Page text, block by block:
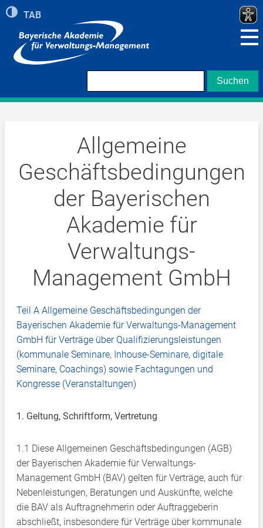
Umschalten auf hohe Kontraste
TAB
Zeigt roten Rand bei Navigation mit TAB Taste
Allgemeine
Geschäftsbedingungen
der Bayerischen
Akademie für
Verwaltungs-
Management GmbH
Teil A Allgemeine Geschäftsbedingungen der
Bayerischen Akademie für Verwaltungs-Management
GmbH für Verträge über Qualifizierungsleistungen
(kommunale Seminare, Inhouse-Seminare, digitale
Seminare, Coachings) sowie Fachtagungen und
Kongresse (Veranstaltungen)
1. Geltung, Schriftform, Vertretung
1.1 Diese Allgemeinen Geschäftsbedingungen (AGB)
der Bayerischen Akademie für Verwaltungs-
Management GmbH (BAV) gelten für Verträge, auch für
Nebenleistungen, Beratungen und Auskünfte, welche
die BAV als Auftragnehmerin oder Auftraggeberin
abschließt, insbesondere für Verträge über kommunale